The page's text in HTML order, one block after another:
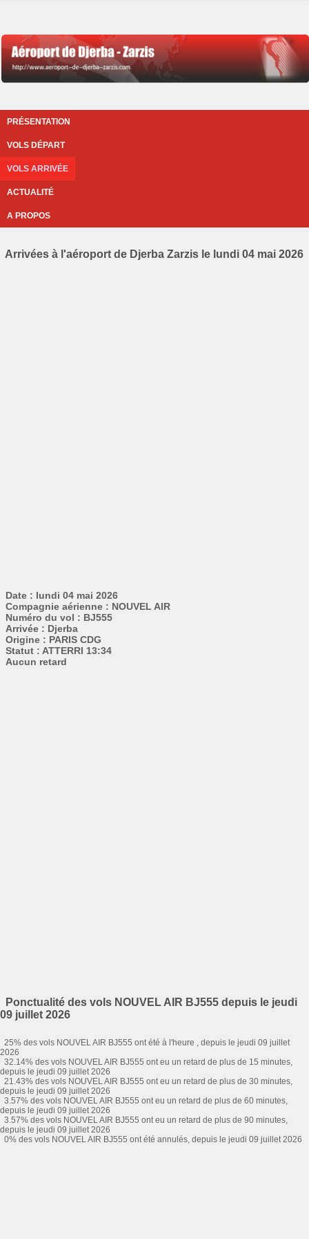
PRÉSENTATION
VOLS DÉPART
VOLS ARRIVÉE
ACTUALITÉ
A PROPOS
Arrivées à l'aéroport de Djerba Zarzis le lundi 04 mai 2026
Date : lundi 04 mai 2026
Compagnie aérienne : NOUVEL AIR
Numéro du vol : BJ555
Arrivée : Djerba
Origine : PARIS CDG
Statut : ATTERRI 13:34
Aucun retard
Ponctualité des vols NOUVEL AIR BJ555 depuis le jeudi
09 juillet 2026
25% des vols NOUVEL AIR BJ555 ont été à l'heure , depuis le jeudi 09 juillet
2026
32.14% des vols NOUVEL AIR BJ555 ont eu un retard de plus de 15 minutes,
depuis le jeudi 09 juillet 2026
21.43% des vols NOUVEL AIR BJ555 ont eu un retard de plus de 30 minutes,
depuis le jeudi 09 juillet 2026
3.57% des vols NOUVEL AIR BJ555 ont eu un retard de plus de 60 minutes,
depuis le jeudi 09 juillet 2026
3.57% des vols NOUVEL AIR BJ555 ont eu un retard de plus de 90 minutes,
depuis le jeudi 09 juillet 2026
0% des vols NOUVEL AIR BJ555 ont été annulés, depuis le jeudi 09 juillet 2026